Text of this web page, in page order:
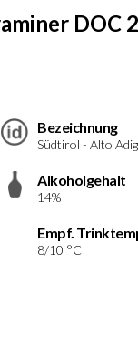
DOC
Bezeichnung
Südtirol - Alto
Alkoholgehalt
14%
Empf.
8/10 °C